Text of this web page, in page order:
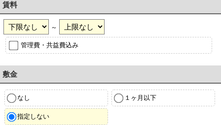
賃料
～
管理費・共益費込み
敷金
なし １ヶ月以下
指定しない